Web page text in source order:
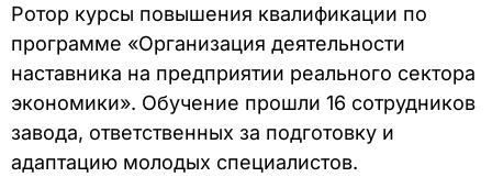
Ротор курсы повышения квалификации по
программе «Организация деятельности
наставника на предприятии реального сектора
экономики». Обучение прошли 16 сотрудников
завода, ответственных за подготовку и
адаптацию молодых специалистов.